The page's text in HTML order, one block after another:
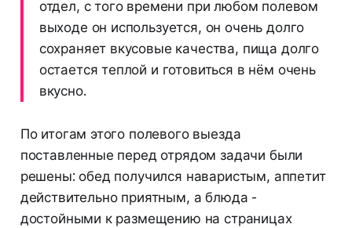
отдел, с того времени при любом полевом
выходе он используется, он очень долго
сохраняет вкусовые качества, пища долго
остается теплой и готовиться в нём очень
вкусно.
По итогам этого полевого выезда
поставленные перед отрядом задачи были
решены: обед получился наваристым, аппетит
действительно приятным, а блюда -
достойными к размещению на страницах